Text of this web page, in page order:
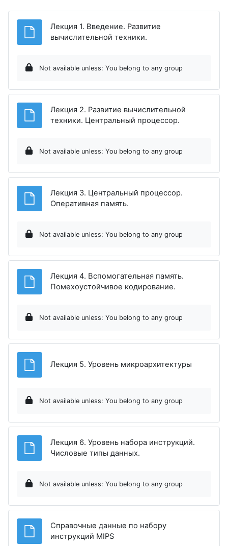
Лекция 1. Введение. Развитие
вычислительной техники.
Not available unless: You belong to any group
Лекция 2. Развитие вычислительной
техники. Центральный процессор.
Not available unless: You belong to any group
Лекция 3. Центральный процессор.
Оперативная память.
Not available unless: You belong to any group
Лекция 4. Вспомогательная память.
Помехоустойчивое кодирование.
Not available unless: You belong to any group
Лекция 5. Уровень микроархитектуры
Not available unless: You belong to any group
Лекция 6. Уровень набора инструкций.
Числовые типы данных.
Not available unless: You belong to any group
Справочные данные по набору
инструкций MIPSFile